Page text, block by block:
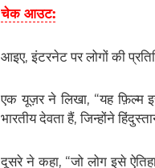
चेक आउट:
आइए, इंटरनेट पर लोगों की
एक यूज़र ने लिखा, “यह फ़िल्म
भारतीय देवता हैं, जिन्होंने
दूसरे ने कहा, “जो लोग इसे